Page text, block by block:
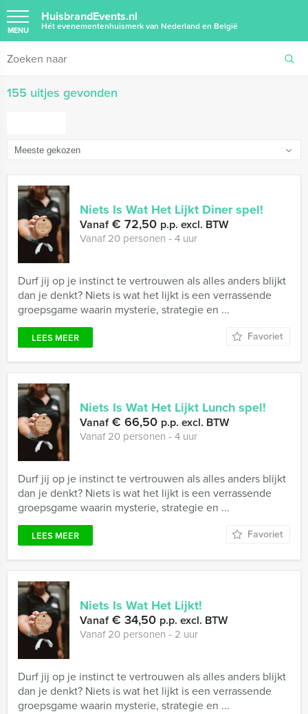
HuisbrandEvents.nl
Hét evenementenhuismerk van Nederland en België
MENU
155 uitjes gevonden
Niets Is Wat Het Lijkt Diner spel!
Vanaf€ 72,50 p.p. excl. BTW
Vanaf 20 personen ‐ 4 uur
Durf jij op je instinct te vertrouwen als alles anders blijkt
dan je denkt? Niets is wat het lijkt is een verrassende
groepsgame waarin mysterie, strategie en ...
LEES MEER Favoriet
Niets Is Wat Het Lijkt Lunch spel!
Vanaf€ 66,50 p.p. excl. BTW
Vanaf 20 personen ‐ 4 uur
Durf jij op je instinct te vertrouwen als alles anders blijkt
dan je denkt? Niets is wat het lijkt is een verrassende
groepsgame waarin mysterie, strategie en ...
LEES MEER Favoriet
Niets Is Wat Het Lijkt!
Vanaf€ 34,50 p.p. excl. BTW
Vanaf 20 personen ‐ 2 uur
Durf jij op je instinct te vertrouwen als alles anders blijkt
dan je denkt? Niets is wat het lijkt is een verrassende
groepsgame waarin mysterie, strategie en ...